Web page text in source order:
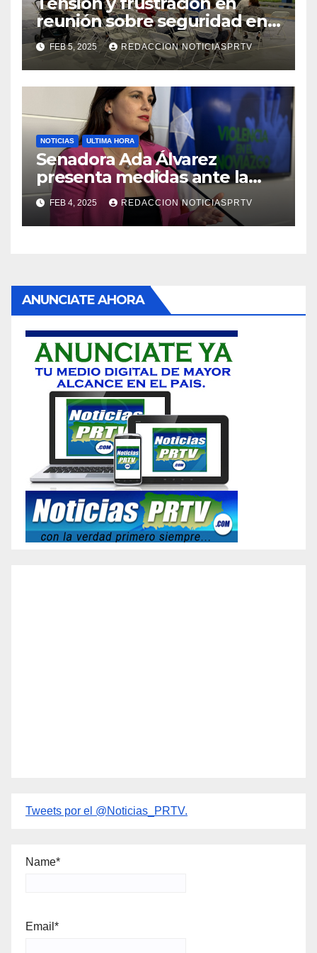
reunión sobre seguridad en
Reparto Metropolitano
FEB 5, 2025 REDACCION NOTICIASPRTV
NOTICIAS ULTIMA HORA
Senadora Ada Álvarez
presenta medidas ante la
violencia en el noviazgo
FEB 4, 2025 REDACCION NOTICIASPRTV
ANUNCIATE AHORA
Tweets por el @Noticias_PRTV.
Name*
Email*